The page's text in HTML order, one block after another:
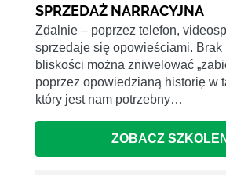
SPRZEDAŻ NARRACYJNA
Zdalnie – poprzez telefon,
sprzedaje się opowieściami. Brak
bliskości można zniwelować
poprzez opowiedzianą historię w
który jest nam potrzebny…
ZOBACZ